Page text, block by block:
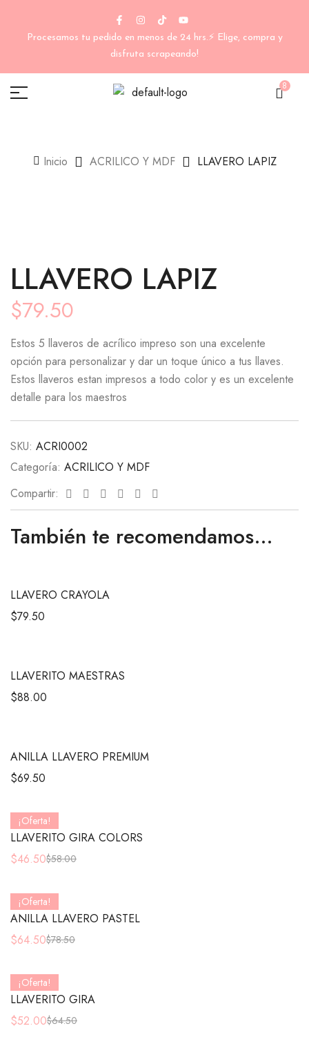
Procesamos tu pedido en menos de 24 hrs.⚡ Elige, compra y
disfruta scrapeando!
8
Inicio ACRILICO Y MDF LLAVERO LAPIZ
LLAVERO LAPIZ
$79.50
Estos 5 llaveros de acrílico impreso son una excelente
opción para personalizar y dar un toque único a tus llaves.
Estos llaveros estan impresos a todo color y es un excelente
detalle para los maestros
SKU: ACRI0002
Categoría: ACRILICO Y MDF
Compartir:
Facebook
TwitterLinkedinGoogle+Pinterest
También te recomendamos…
LLAVERO CRAYOLA
$79.50
LLAVERITO MAESTRAS
$88.00
ANILLA LLAVERO PREMIUM
$69.50
¡Oferta!
LLAVERITO GIRA COLORS
$58.00
$46.50
¡Oferta!
ANILLA LLAVERO PASTEL
$78.50
$64.50
¡Oferta!
LLAVERITO GIRA
$64.50
$52.00